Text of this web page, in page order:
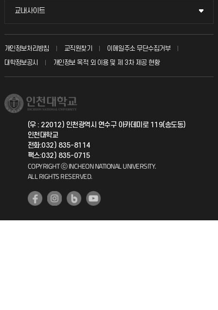
입학안내
취업정보(학생)
칭찬마당
학생서비스 지킴이
국방헬프콜
총동문회
교내사이트
교내사이트
교수회
교육혁신본부
국제지원과
공자아카데미
기초교육원
개인정보처리방침 교직원찾기
이메일주소 무단수집거부
대학정보공시
개인정보 목적 외 이용 및 제 3차 제공 현황
(우 : 22012) 인천광역시 연수구 아카데미로 119(송도동)
인천대학교
전화:032) 835-8114
팩스:032) 835-0715
COPYRIGHT ⓒ INCHEON NATIONAL UNIVERSITY.
ALL RIGHTS RESERVED.